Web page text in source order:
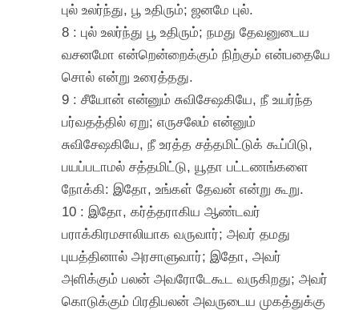
புல் உலர்ந்து, பூ உதிரும்; ஜனமே புல்.
8 : புல் உலர்ந்து பூ உதிரும்; நமது தேவனுடைய
வசனமோ என்றென்றைக்கும் நிற்கும் என்பதையே
சொல் என்று உரைத்தது.
9 : சீயோன் என்னும் சுவிசேஷகியே, நீ உயர்ந்த
பர்வதத்தில் ஏறு; எருசலேம் என்னும்
சுவிசேஷகியே, நீ உரத்த சத்தமிட்டுக் கூப்பிடு,
பயப்படாமல் சத்தமிட்டு, யூதா பட்டணங்களை
நோக்கி: இதோ, உங்கள் தேவன் என்று கூறு.
10 : இதோ, கர்த்தராகிய ஆண்டவர்
பராக்கிரமசாலியாக வருவார்; அவர் தமது
புயத்தினால் அரசாளுவார்; இதோ, அவர்
அளிக்கும் பலன் அவரோடேகூட வருகிறது; அவர்
கொடுக்கும் பிரதிபலன் அவருடைய முகத்துக்கு